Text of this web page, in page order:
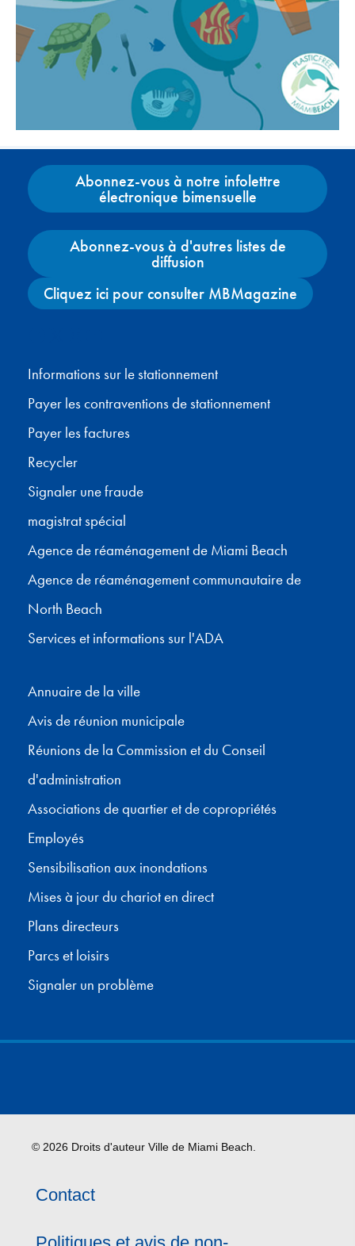
Abonnez-vous à notre infolettre
électronique bimensuelle
Abonnez-vous à d'autres listes de
diffusion
Cliquez ici pour consulter MBMagazine
Informations sur le stationnement
Payer les contraventions de stationnement
Payer les factures
Recycler
Signaler une fraude
magistrat spécial
Agence de réaménagement de Miami Beach
Agence de réaménagement communautaire de
North Beach
Services et informations sur l'ADA
Annuaire de la ville
Avis de réunion municipale
Réunions de la Commission et du Conseil
d'administration
Associations de quartier et de copropriétés
Employés
Sensibilisation aux inondations
Mises à jour du chariot en direct
Plans directeurs
Parcs et loisirs
Signaler un problème
© 2026 Droits d'auteur Ville de Miami Beach.
Contact